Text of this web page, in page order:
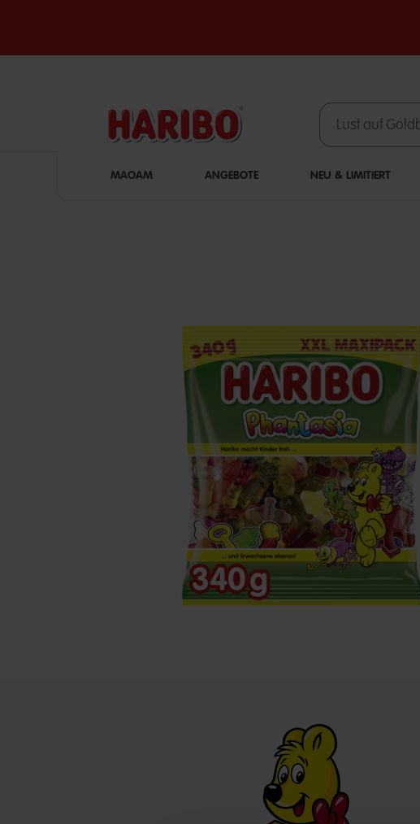
MAOAM ANGEBOTE NEU & LIMITIERT